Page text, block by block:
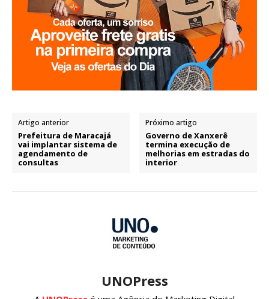
Artigo anterior
Prefeitura de Maracajá
vai implantar sistema de
agendamento de
consultas
Próximo artigo
Governo de Xanxerê
termina execução de
melhorias em estradas do
interior
UNOPress